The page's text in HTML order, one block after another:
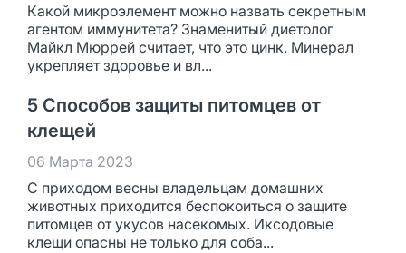
Какой микроэлемент можно назвать секретным
агентом иммунитета? Знаменитый диетолог
Майкл Мюррей считает, что это цинк. Минерал
укрепляет здоровье и вл...
5 Способов защиты питомцев от
клещей
06 Марта 2023
С приходом весны владельцам домашних
животных приходится беспокоиться о защите
питомцев от укусов насекомых. Иксодовые
клещи опасны не только для соба...